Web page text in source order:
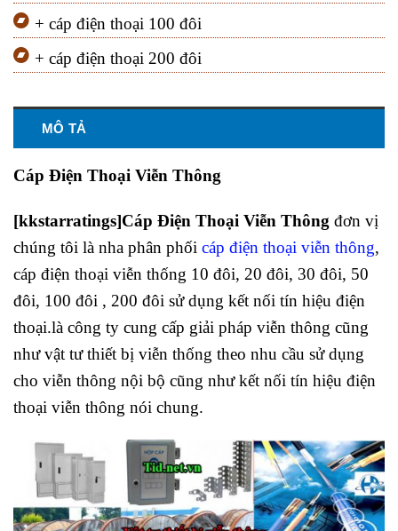
+ cáp điện thoại 100 đôi
+ cáp điện thoại 200 đôi
MÔ TẢ
Cáp Điện Thoại Viễn Thông
[kkstarratings]Cáp Điện Thoại Viễn Thông đơn vị
chúng tôi là nha phân phối cáp điện thoại viễn thông,
cáp điện thoại viễn thống 10 đôi, 20 đôi, 30 đôi, 50
đôi, 100 đôi , 200 đôi sử dụng kết nối tín hiệu điện
thoại.là công ty cung cấp giải pháp viễn thông cũng
như vật tư thiết bị viễn thống theo nhu cầu sử dụng
cho viễn thông nội bộ cũng như kết nối tín hiệu điện
thoại viễn thông nói chung.